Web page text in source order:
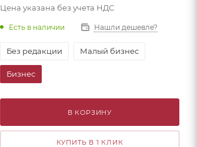
Цена указана без учета НДС
Есть в наличии Нашли дешевле?
Без редакции Малый бизнес
Бизнес
В КОРЗИНУ
КУПИТЬ В 1 КЛИК